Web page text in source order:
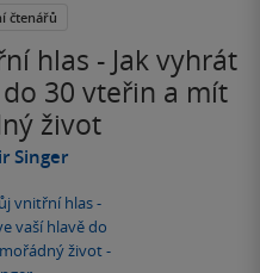
hlas - Jak vyhrát
30 vteřin a mít
život
Singer
čtenářů